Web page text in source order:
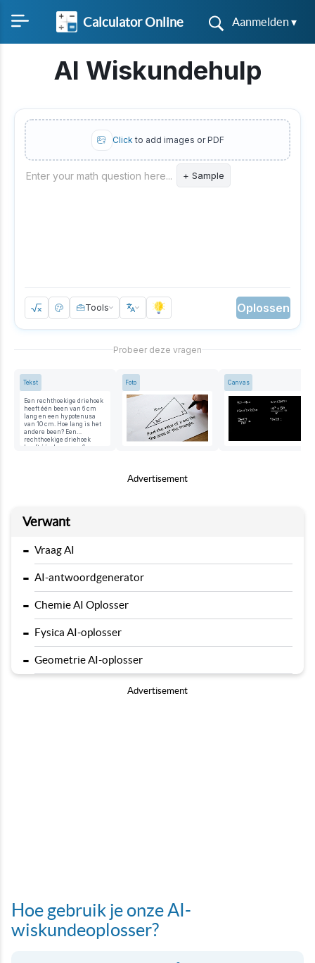
Calculator Online Aanmelden ▾
AI Wiskundehulp
Click to add images or PDF
Enter your math question here... + Sample
Tools Oplossen
Probeer deze vragen
Tekst
Een rechthoekige driehoek
heeft één been van 6 cm
lang en een hypotenusa
van 10 cm. Hoe lang is het
andere been? Een
rechthoekige driehoek
heeft één been van 6 cm
Foto Canvas
Advertisement
Verwant
- Vraag AI
- AI-antwoordgenerator
- Chemie AI Oplosser
- Fysica AI-oplosser
- Geometrie AI-oplosser
Advertisement
Hoe gebruik je onze AI-
wiskundeoplosser?